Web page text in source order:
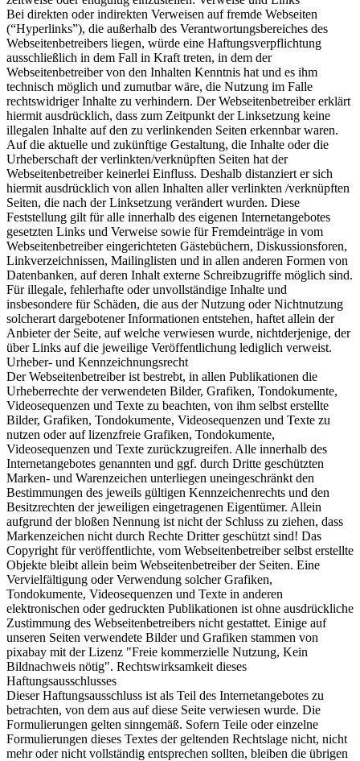
Bei direkten oder indirekten Verweisen auf fremde Webseiten
(“Hyperlinks”), die außerhalb des Verantwortungsbereiches des
Webseitenbetreibers liegen, würde eine Haftungsverpflichtung
ausschließlich in dem Fall in Kraft treten, in dem der
Webseitenbetreiber von den Inhalten Kenntnis hat und es ihm
technisch möglich und zumutbar wäre, die Nutzung im Falle
rechtswidriger Inhalte zu verhindern. Der Webseitenbetreiber erklärt
hiermit ausdrücklich, dass zum Zeitpunkt der Linksetzung keine
illegalen Inhalte auf den zu verlinkenden Seiten erkennbar waren.
Auf die aktuelle und zukünftige Gestaltung, die Inhalte oder die
Urheberschaft der verlinkten/verknüpften Seiten hat der
Webseitenbetreiber keinerlei Einfluss. Deshalb distanziert er sich
hiermit ausdrücklich von allen Inhalten aller verlinkten /verknüpften
Seiten, die nach der Linksetzung verändert wurden. Diese
Feststellung gilt für alle innerhalb des eigenen Internetangebotes
gesetzten Links und Verweise sowie für Fremdeinträge in vom
Webseitenbetreiber eingerichteten Gästebüchern, Diskussionsforen,
Linkverzeichnissen, Mailinglisten und in allen anderen Formen von
Datenbanken, auf deren Inhalt externe Schreibzugriffe möglich sind.
Für illegale, fehlerhafte oder unvollständige Inhalte und
insbesondere für Schäden, die aus der Nutzung oder Nichtnutzung
solcherart dargebotener Informationen entstehen, haftet allein der
Anbieter der Seite, auf welche verwiesen wurde, nichtderjenige, der
über Links auf die jeweilige Veröffentlichung lediglich verweist.
Urheber- und Kennzeichnungsrecht
Der Webseitenbetreiber ist bestrebt, in allen Publikationen die
Urheberrechte der verwendeten Bilder, Grafiken, Tondokumente,
Videosequenzen und Texte zu beachten, von ihm selbst erstellte
Bilder, Grafiken, Tondokumente, Videosequenzen und Texte zu
nutzen oder auf lizenzfreie Grafiken, Tondokumente,
Videosequenzen und Texte zurückzugreifen. Alle innerhalb des
Internetangebotes genannten und ggf. durch Dritte geschützten
Marken- und Warenzeichen unterliegen uneingeschränkt den
Bestimmungen des jeweils gültigen Kennzeichenrechts und den
Besitzrechten der jeweiligen eingetragenen Eigentümer. Allein
aufgrund der bloßen Nennung ist nicht der Schluss zu ziehen, dass
Markenzeichen nicht durch Rechte Dritter geschützt sind! Das
Copyright für veröffentlichte, vom Webseitenbetreiber selbst erstellte
Objekte bleibt allein beim Webseitenbetreiber der Seiten. Eine
Vervielfältigung oder Verwendung solcher Grafiken,
Tondokumente, Videosequenzen und Texte in anderen
elektronischen oder gedruckten Publikationen ist ohne ausdrückliche
Zustimmung des Webseitenbetreibers nicht gestattet. Einige auf
unseren Seiten verwendete Bilder und Grafiken stammen von
pixabay mit der Lizenz "Freie kommerzielle Nutzung, Kein
Bildnachweis nötig". Rechtswirksamkeit dieses
Haftungsausschlusses
Dieser Haftungsausschluss ist als Teil des Internetangebotes zu
betrachten, von dem aus auf diese Seite verwiesen wurde. Die
Formulierungen gelten sinngemäß. Sofern Teile oder einzelne
Formulierungen dieses Textes der geltenden Rechtslage nicht, nicht
mehr oder nicht vollständig entsprechen sollten, bleiben die übrigen